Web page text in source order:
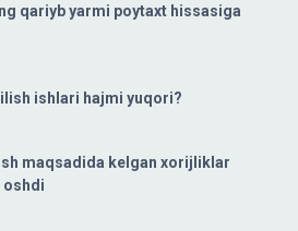
qariyb yarmi poytaxt hissasiga
ishlari hajmi yuqori?
maqsadida kelgan xorijliklar
oshdi